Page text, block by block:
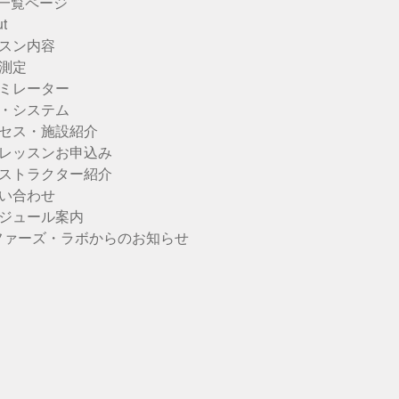
ン内容
定
レーター
システム
ス・施設紹介
ッスンお申込み
トラクター紹介
合わせ
ュール案内
ーズ・ラボからのお知らせ